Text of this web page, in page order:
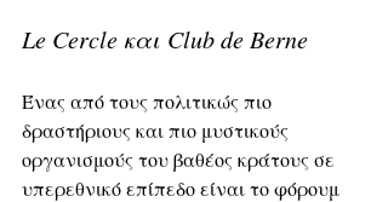
Le Cercle και Club de Berne
Ένας από τους πολιτικώς πιο
δραστήριους και πιο μυστικούς
οργανισμούς του βαθέος κράτους σε
υπερεθνικό επίπεδο είναι το φόρουμ